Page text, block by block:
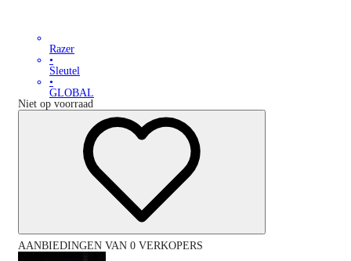
Razer
•
Sleutel
•
GLOBAL
Niet op voorraad
AANBIEDINGEN VAN 0 VERKOPERS